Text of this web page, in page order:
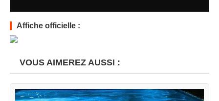
Affiche officielle :
VOUS AIMEREZ AUSSI :